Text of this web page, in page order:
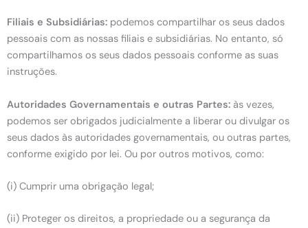
Filiais e Subsidiárias: podemos compartilhar os seus dados
pessoais com as nossas filiais e subsidiárias. No entanto, só
compartilhamos os seus dados pessoais conforme as suas
instruções.
Autoridades Governamentais e outras Partes: às vezes,
podemos ser obrigados judicialmente a liberar ou divulgar os
seus dados às autoridades governamentais, ou outras partes,
conforme exigido por lei. Ou por outros motivos, como:
(i) Cumprir uma obrigação legal;
(ii) Proteger os direitos, a propriedade ou a segurança da